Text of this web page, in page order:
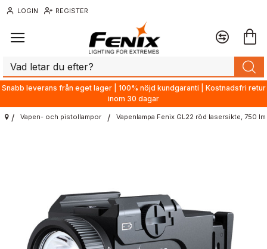
LOGIN REGISTER
Snabb leverans från eget lager | 100% nöjd kundgaranti | Kostnadsfri retur
inom 30 dagar
Vapen- och pistollampor Vapenlampa Fenix GL22 röd lasersikte, 750 lm